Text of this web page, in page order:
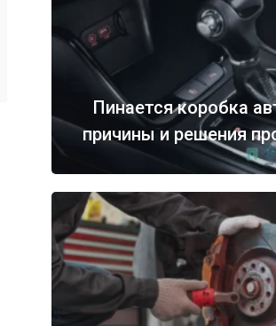
Пинается коробка
причины и решения